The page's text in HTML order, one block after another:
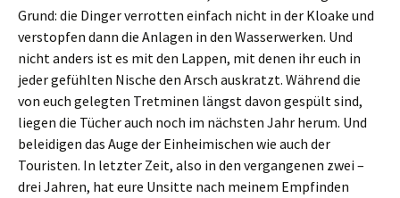
Grund: die Dinger verrotten einfach nicht in der Kloake und
verstopfen dann die Anlagen in den Wasserwerken. Und
nicht anders ist es mit den Lappen, mit denen ihr euch in
jeder gefühlten Nische den Arsch auskratzt. Während die
von euch gelegten Tretminen längst davon gespült sind,
liegen die Tücher auch noch im nächsten Jahr herum. Und
beleidigen das Auge der Einheimischen wie auch der
Touristen. In letzter Zeit, also in den vergangenen zwei –
drei Jahren, hat eure Unsitte nach meinem Empfinden